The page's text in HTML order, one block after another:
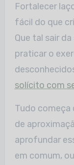
Fortalecer
fácil do que
Que tal sair
praticar o
solícito com
Tudo começa
de
aprofundar
em comum,